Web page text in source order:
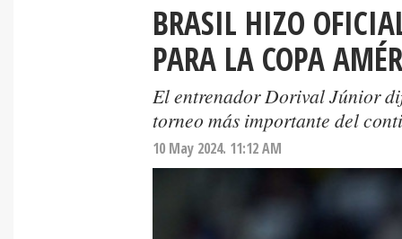
BRASIL HIZO
PARA LA COPA
El entrenador Dorival Júnior
torneo más importante del
10 May 2024. 11:12 AM